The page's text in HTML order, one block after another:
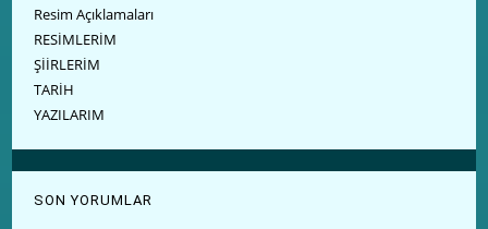
Resim Açıklamaları
RESİMLERİM
ŞİİRLERİM
TARİH
YAZILARIM
SON YORUMLAR